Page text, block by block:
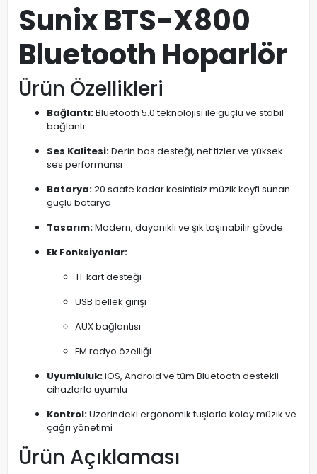
Sunix BTS-X800
Bluetooth Hoparlör
Ürün Özellikleri
Bağlantı:Bluetooth 5.0 teknolojisi ile güçlü ve stabil
bağlantı
Ses Kalitesi:Derin bas desteği, net tizler ve yüksek
ses performansı
Batarya:20 saate kadar kesintisiz müzik keyfi sunan
güçlü batarya
Tasarım:Modern, dayanıklı ve şık taşınabilir gövde
Ek Fonksiyonlar:
TF kart desteği
USB bellek girişi
AUX bağlantısı
FM radyo özelliği
Uyumluluk:iOS, Android ve tüm Bluetooth destekli
cihazlarla uyumlu
Kontrol:Üzerindeki ergonomik tuşlarla kolay müzik ve
çağrı yönetimi
Ürün Açıklaması